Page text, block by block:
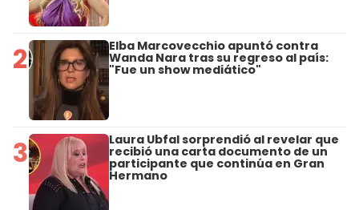
2 Elba Marcovecchio apuntó contra
Wanda Nara tras su regreso al país:
"Fue un show mediático"
3 Laura Ubfal sorprendió al revelar que
recibió una carta documento de un
participante que continúa en Gran
Hermano